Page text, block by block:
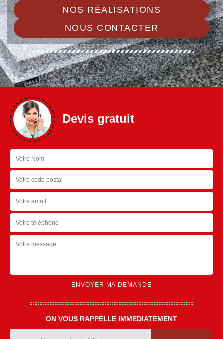
NOS RÉALISATIONS
NOUS CONTACTER
Devis gratuit
ON VOUS RAPPELLE IMMEDIATEMENT